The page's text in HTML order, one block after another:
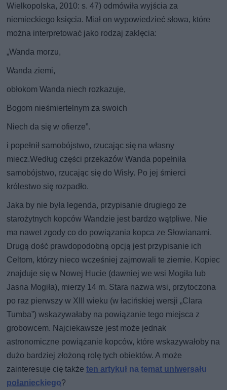
Wielkopolska, 2010: s. 47) odmówiła wyjścia za
niemieckiego księcia. Miał on wypowiedzieć słowa, które
można interpretować jako rodzaj zaklęcia:
„Wanda morzu,
Wanda ziemi,
obłokom Wanda niech rozkazuje,
Bogom nieśmiertelnym za swoich
Niech da się w ofierze”.
i popełnił samobójstwo, rzucając się na własny
miecz.Według części przekazów Wanda popełniła
samobójstwo, rzucając się do Wisły. Po jej śmierci
królestwo się rozpadło.
Jaka by nie była legenda, przypisanie drugiego ze
starożytnych kopców Wandzie jest bardzo wątpliwe. Nie
ma nawet zgody co do powiązania kopca ze Słowianami.
Drugą dość prawdopodobną opcją jest przypisanie ich
Celtom, którzy nieco wcześniej zajmowali te ziemie. Kopiec
znajduje się w Nowej Hucie (dawniej we wsi Mogiła lub
Jasna Mogiła), mierzy 14 m. Stara nazwa wsi, przytoczona
po raz pierwszy w XIII wieku (w łacińskiej wersji „Clara
Tumba”) wskazywałaby na powiązanie tego miejsca z
grobowcem. Najciekawsze jest może jednak
astronomiczne powiązanie kopców, które wskazywałoby na
dużo bardziej złożoną rolę tych obiektów. A może
zainteresuje cię takżeten artykuł na temat uniwersału
połanieckiego?